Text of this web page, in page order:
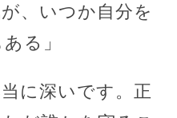
、いつか自分を
る」
に深いです。正